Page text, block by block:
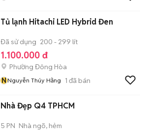
Tủ lạnh Hitachi LED Hybrid Đen
Đã sử dụng 200 - 299 lít
1.100.000 đ
Phường Đông Hòa
NNguyễn Thúy Hằng 1 đã bán
Nhà Đẹp Q4 TPHCM
5 PN Nhà ngõ, hẻm